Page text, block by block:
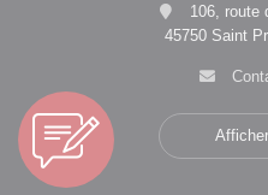
106, route
45750 Saint